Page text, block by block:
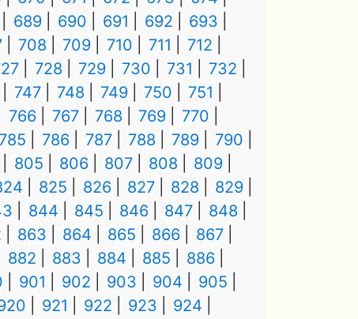
689 690 691 692
693
708 709 710 711
712
728 729 730 731
732
747 748 749 750
751
766 767 768 769
770
785 786 787 788 789
790
805 806 807 808
809
825 826 827 828
829
844 845 846 847
848
863 864 865 866
867
882 883 884 885
886
901 902 903 904
905
921 922 923
924